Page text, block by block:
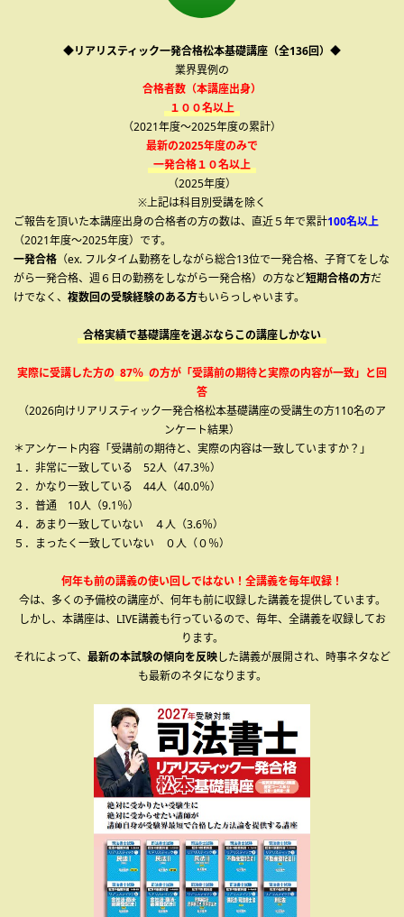
◆リアリスティック一発合格松本基礎講座（全136回）◆
業界異例の
合格者数（本講座出身）
１００名以上
（2021年度～2025年度の累計）
最新の2025年度のみで
一発合格１０名以上
（2025年度）
※上記は科目別受講を除く
ご報告を頂いた本講座出身の合格者の方の数は、直近５年で累計100名以上
（2021年度～2025年度）です。
一発合格 （ex. フルタイム勤務をしながら総合13位で一発合格、子育てをしな
がら一発合格、週６日の勤務をしながら一発合格）の方など短期合格の方だ
けでなく、 複数回の受験経験のある方もいらっしゃいます。
合格実績で基礎講座を選ぶならこの講座しかない
実際に受講した方の 87％ の方が「受講前の期待と実際の内容が一致」と回
答
（2026向けリアリスティック一発合格松本基礎講座の受講生の方110名のア
ンケート結果）
＊アンケート内容「受講前の期待と、実際の内容は一致していますか？」
１．非常に一致している 52人（47.3％）
２．かなり一致している 44人（40.0％）
３．普通 10人（9.1％）
４．あまり一致していない ４人（3.6％）
５．まったく一致していない ０人（０％）
何年も前の講義の使い回しではない！全講義を毎年収録！
今は、多くの予備校の講座が、何年も前に収録した講義を提供しています。
しかし、本講座は、LIVE講義も行っているので、毎年、全講義を収録してお
ります。
それによって、 最新の本試験の傾向を反映した講義が展開され、時事ネタなど
も最新のネタになります。